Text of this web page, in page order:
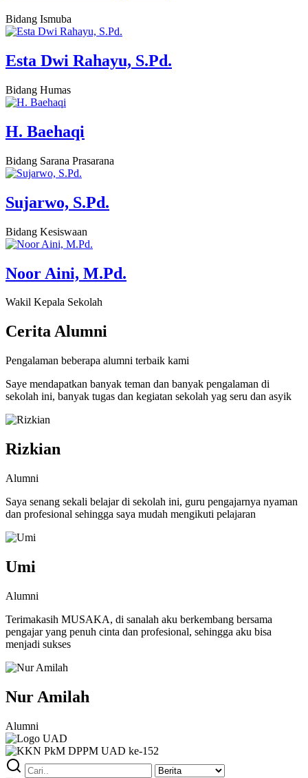
Bidang Ismuba
Esta Dwi Rahayu, S.Pd.
Bidang Humas
H. Baehaqi
Bidang Sarana Prasarana
Sujarwo, S.Pd.
Bidang Kesiswaan
Noor Aini, M.Pd.
Wakil Kepala Sekolah
CeritaAlumni
Pengalaman beberapa alumni terbaik kami
Saye mendapatkan banyak teman dan banyak pengalaman di
sekolah ini, banyak tugas dan kegiatan sekolah yag seru dan asyik
Rizkian
Alumni
Saya senang sekali belajar di sekolah ini, guru pengajarnya nyaman
dan profesional sehingga saya mudah mengikuti pelajaran
Umi
Alumni
Terimakasih MUSAKA, di sanalah aku berkembang bersama
pengajar yang penuh cinta dan profesional, sehingga aku bisa
menjadi sukses
Nur Amilah
Alumni